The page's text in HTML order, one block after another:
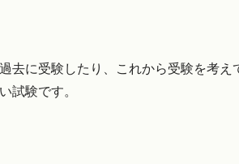
去に受験したり、これから受験を考
試験です。